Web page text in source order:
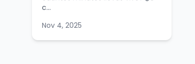
c...
Nov 4, 2025